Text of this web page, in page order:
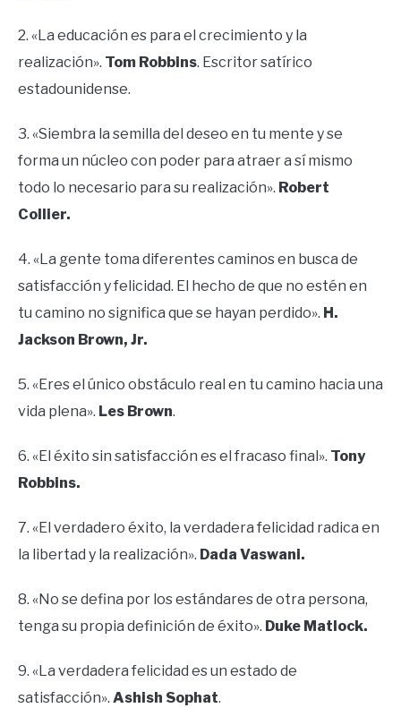
2. «La educación es para el crecimiento y la
realización». Tom Robbins. Escritor satírico
estadounidense.
3. «Siembra la semilla del deseo en tu mente y se
forma un núcleo con poder para atraer a sí mismo
todo lo necesario para su realización». Robert
Collier.
4. «La gente toma diferentes caminos en busca de
satisfacción y felicidad. El hecho de que no estén en
tu camino no significa que se hayan perdido». H.
Jackson Brown, Jr.
5. «Eres el único obstáculo real en tu camino hacia una
vida plena». Les Brown.
6. «El éxito sin satisfacción es el fracaso final». Tony
Robbins.
7. «El verdadero éxito, la verdadera felicidad radica en
la libertad y la realización». Dada Vaswani.
8. «No se defina por los estándares de otra persona,
tenga su propia definición de éxito». Duke Matlock.
9. «La verdadera felicidad es un estado de
satisfacción». Ashish Sophat.